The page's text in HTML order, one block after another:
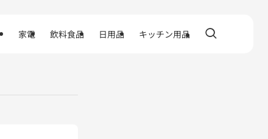
家電 飲料食品 日用品 キッチン用品